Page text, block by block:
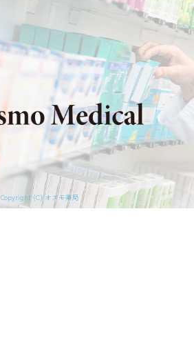
Copyright (C) オスモ薬局